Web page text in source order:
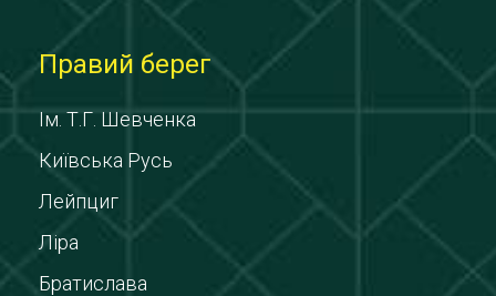
Правий берег
Ім. Т.Г. Шевченка
Київська Русь
Лейпциг
Ліра
Братислава